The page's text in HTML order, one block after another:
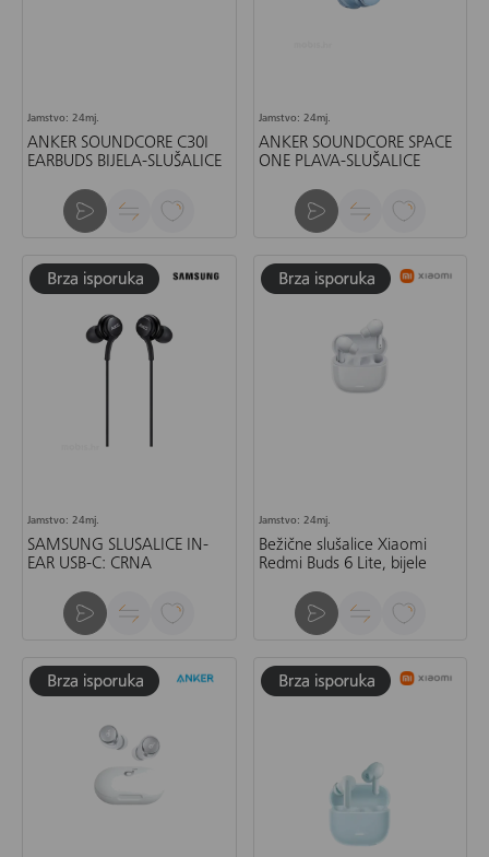
Jamstvo: 24mj.
ANKER SOUNDCORE C30I
EARBUDS BIJELA-SLUŠALICE
Jamstvo: 24mj.
ANKER SOUNDCORE SPACE
ONE PLAVA-SLUŠALICE
Jamstvo: 24mj.
SAMSUNG SLUŠALICE IN-
EAR USB-C: CRNA
Jamstvo: 24mj.
Bežične slušalice Xiaomi
Redmi Buds 6 Lite, bijele